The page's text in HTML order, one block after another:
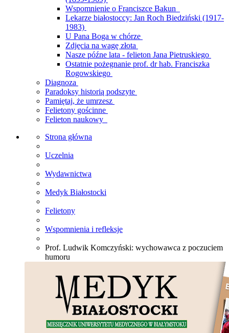
Wspomnienie o Franciszce Bakun
Lekarze białostoccy: Jan Roch Biedziński (1917-
1983)
U Pana Boga w chórze
Zdjęcia na wagę złota
Nasze późne lata - felieton Jana Pietruskiego
Ostatnie pożegnanie prof. dr hab. Franciszka
Rogowskiego
Diagnoza
Paradoksy historią podszyte
Pamiętaj, że umrzesz
Felietony gościnne
Felieton naukowy
Strona główna
Uczelnia
Wydawnictwa
Medyk Białostocki
Felietony
Wspomnienia i refleksje
Prof. Ludwik Komczyński: wychowawca z poczuciem
humoru